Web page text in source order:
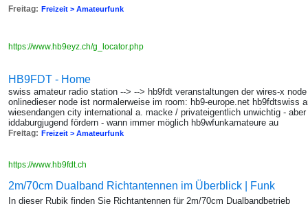
Freitag: Freizeit > Amateurfunk
https://www.hb9eyz.ch/g_locator.php
HB9FDT - Home
swiss amateur radio station --> --> hb9fdt veranstaltungen der wires-x
onlinedieser node ist normalerweise im room: hb9-europe.net hb9fdtswiss
wiesendangen city international a. macke / privateigentlich unwichtig -
iddaburgjugend fördern - wann immer möglich hb9wfunkamateure au
Freitag: Freizeit > Amateurfunk
https://www.hb9fdt.ch
2m/70cm Dualband Richtantennen im Überblick | Funk
In dieser Rubik finden Sie Richtantennen für 2m/70cm Dualbandbetrieb